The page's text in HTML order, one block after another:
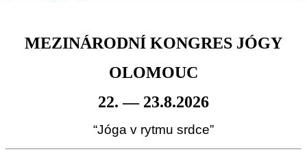
MEZINÁRODNÍ KONGRES JÓGY
OLOMOUC
22. — 23.8.2026
“Jóga v rytmu srdce”